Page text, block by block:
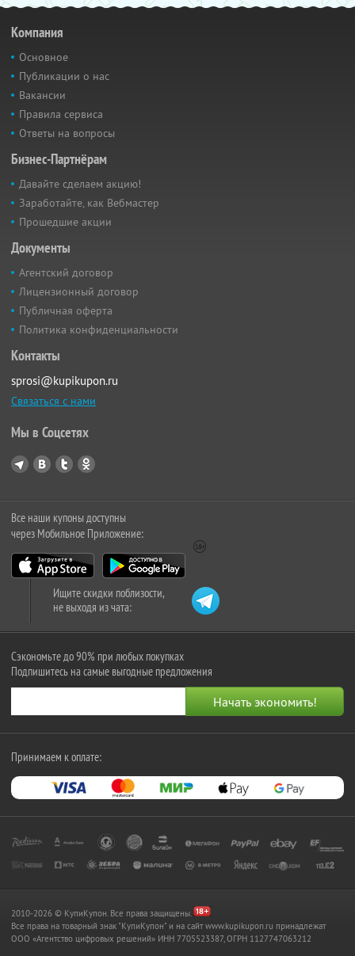
Компания
Основное
Публикации о нас
Вакансии
Правила сервиса
Ответы на вопросы
Бизнес-Партнёрам
Давайте сделаем акцию!
Заработайте, как Вебмастер
Прошедшие акции
Документы
Агентский договор
Лицензионный договор
Публичная оферта
Политика конфиденциальности
Контакты
sprosi@kupikupon.ru
Связаться с нами
Мы в Соцсетях
Все наши купоны доступны
через Мобильное Приложение:
Ищите скидки поблизости,
не выходя из чата:
Сэкономьте до 90% при любых покупках
Подпишитесь на самые выгодные предложения
Принимаем к оплате:
2010-2026 © КупиКупон. Все права защищены.
Все права на товарный знак "КупиКупон" и на сайт www.kupikupon.ru принадлежат
OOO «Агентство цифровых решений» ИНН 7705523387, ОГРН 1127747063212